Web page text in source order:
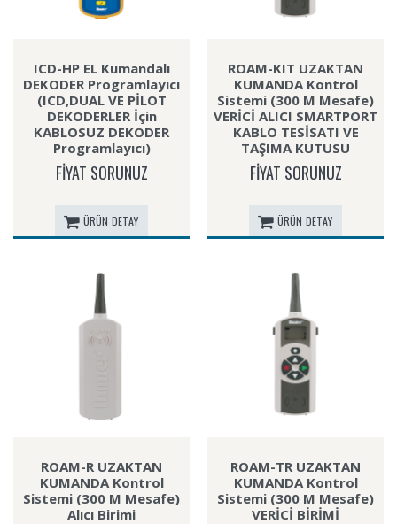
ICD-HP EL Kumandalı
DEKODER Programlayıcı
(ICD,DUAL VE PİLOT
DEKODERLER İçin
KABLOSUZ DEKODER
Programlayıcı)
FİYAT SORUNUZ
ÜRÜN DETAY
ROAM-KIT UZAKTAN
KUMANDA Kontrol
Sistemi (300 M Mesafe)
VERİCİ ALICI SMARTPORT
KABLO TESİSATI VE
TAŞIMA KUTUSU
FİYAT SORUNUZ
ÜRÜN DETAY
ROAM-R UZAKTAN
KUMANDA Kontrol
Sistemi (300 M Mesafe)
Alıcı Birimi
ROAM-TR UZAKTAN
KUMANDA Kontrol
Sistemi (300 M Mesafe)
VERİCİ BİRİMİ